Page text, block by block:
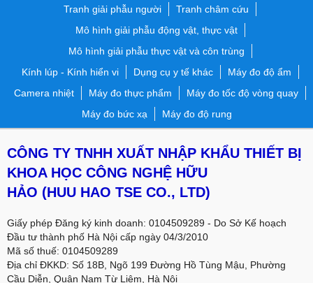
Tranh giải phẫu người
Tranh châm cứu
Mô hình giải phẫu động vật, thực vật
Mô hình giải phẫu thực vật và côn trùng
Kính lúp - Kính hiển vi
Dụng cụ y tế khác
Máy đo độ ẩm
Camera nhiệt
Máy đo thực phẩm
Máy đo tốc độ vòng quay
Máy đo bức xạ
Máy đo độ rung
CÔNG TY TNHH XUẤT NHẬP KHẨU THIẾT BỊ
KHOA HỌC CÔNG NGHỆ HỮU
HẢO (HUU HAO TSE CO., LTD)
Giấy phép Đăng ký kinh doanh: 0104509289 - Do Sở Kế hoạch
Đầu tư thành phố Hà Nội cấp ngày 04/3/2010
Mã số thuế: 0104509289
Địa chỉ ĐKKD: Số 18B, Ngõ 199 Đường Hồ Tùng Mậu, Phường
Cầu Diễn, Quận Nam Từ Liêm, Hà Nội